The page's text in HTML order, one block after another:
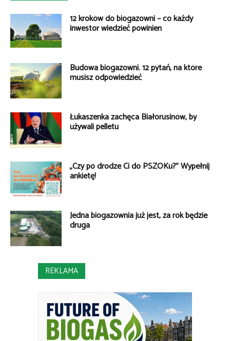
12 kroków do biogazowni – co każdy
inwestor wiedzieć powinien
Budowa biogazowni. 12 pytań, na które
musisz odpowiedzieć
Łukaszenka zachęca Białorusinów, by
używali pelletu
„Czy po drodze Ci do PSZOKu?” Wypełnij
ankietę!
Jedna biogazownia już jest, za rok będzie
druga
REKLAMA